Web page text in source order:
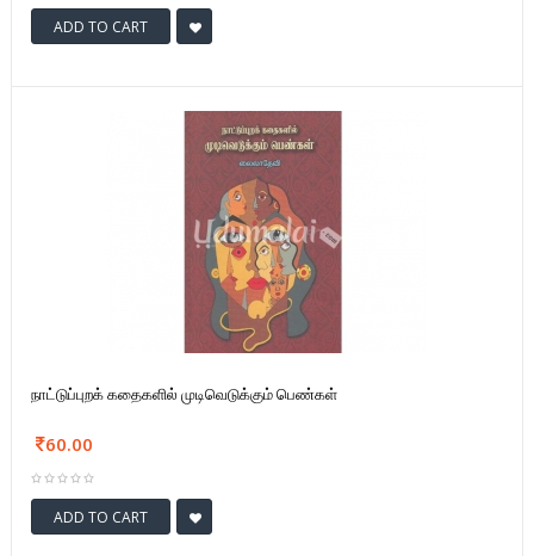
ADD TO CART
நாட்டுப்புறக் கதைகளில் முடிவெடுக்கும் பெண்கள்
60.00
ADD TO CART